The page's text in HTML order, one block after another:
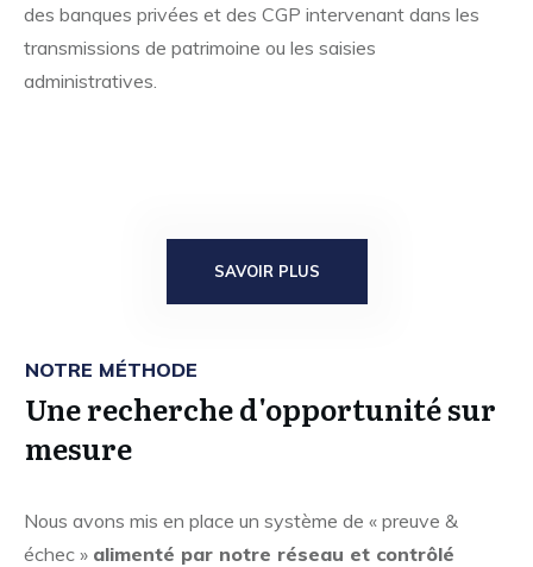
des banques privées et des CGP intervenant dans les
transmissions de patrimoine ou les saisies
administratives.
SAVOIR PLUS
NOTRE MÉTHODE
Une recherche d'opportunité sur
mesure
Nous avons mis en place un système de « preuve &
échec » alimenté par notre réseau et contrôlé